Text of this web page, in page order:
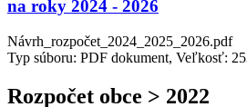
na roky 2024 - 2026
Návrh_rozpočet_2024_2025_2026.pdf
Typ súboru: PDF dokument, Veľkosť:
Rozpočet obce > 2022